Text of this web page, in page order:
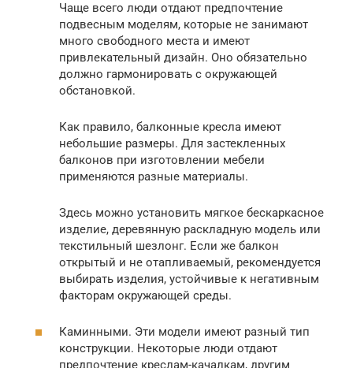
Чаще всего люди отдают предпочтение
подвесным моделям, которые не занимают
много свободного места и имеют
привлекательный дизайн. Оно обязательно
должно гармонировать с окружающей
обстановкой.
Как правило, балконные кресла имеют
небольшие размеры. Для застекленных
балконов при изготовлении мебели
применяются разные материалы.
Здесь можно установить мягкое бескаркасное
изделие, деревянную раскладную модель или
текстильный шезлонг. Если же балкон
открытый и не отапливаемый, рекомендуется
выбирать изделия, устойчивые к негативным
факторам окружающей среды.
Каминными. Эти модели имеют разный тип
конструкции. Некоторые люди отдают
предпочтение креслам-качалкам, другим